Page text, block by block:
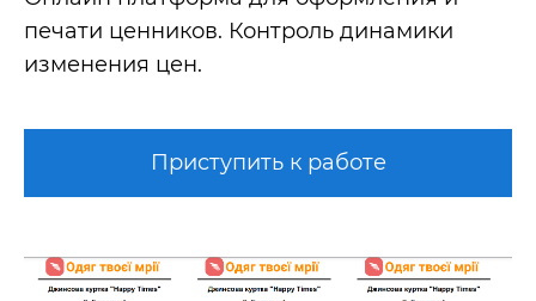
печати ценников. Контроль динамики
изменения цен.
Приступить к работе